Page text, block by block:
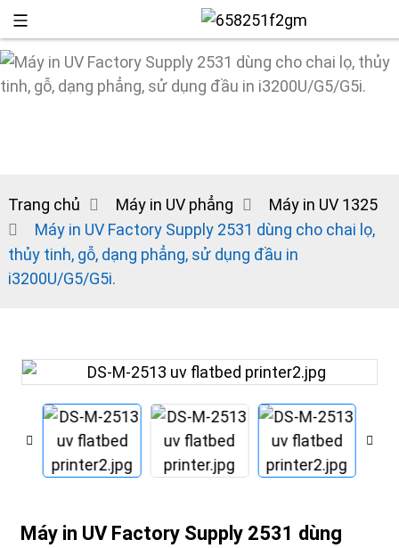
Trang chủ Máy in UV phẳng
Máy in UV 1325
Máy in UV Factory Supply 2531 dùng cho chai lọ,
thủy tinh, gỗ, dạng phẳng, sử dụng đầu in
i3200U/G5/G5i.
Máy in UV Factory Supply 2531 dùng